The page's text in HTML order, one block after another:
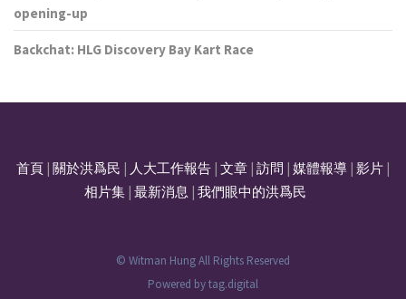
opening-up
Backchat: HLG Discovery Bay Kart Race
首頁 | 關於洪爲民 | 人大工作報告 | 文章 | 訪問 | 媒體報導 | 影片 |
相片集| 最新消息 | 我們眼中的洪爲民
© Witman Hung All Rights Reserved
Powered bytag.digital